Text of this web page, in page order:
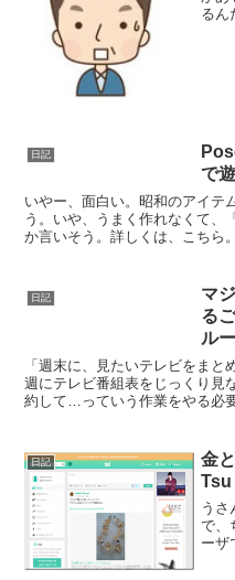
るん
日記
で
いやー、面白い。昭和のアイテ
う。いや、うまく作れなくて、
か言いそう。詳しくは、こちら
日記
マ
る
ル
る
「週末に、見たいテレビをま
週にテレビ番組表をじっくり見
約して…っていう作業をやる必
日記
金
Tsu
うさ
で、
ーザ